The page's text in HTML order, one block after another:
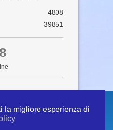
la migliore esperienza di
4808
39851